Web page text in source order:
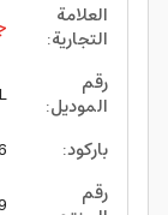
العلامة
التجارية:
رقم
الموديل:
باركود:
رقم